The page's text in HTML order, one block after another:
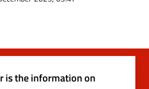
is the information on